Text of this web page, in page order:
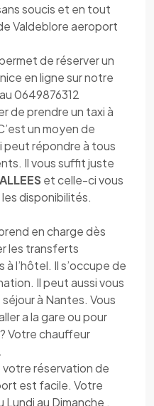
soucis et en tout
Valdeblore aeroport
de réserver un
en ligne sur notre
0649876312
de prendre un taxi à
un moyen de
peut répondre à tous
Il vous suffit juste
et celle-ci vous
disponibilités.
en charge dès
les transferts
l’hôtel. Il s’occupe de
Il peut aussi vous
à Nantes. Vous
a la gare ou pour
Votre chauffeur
, votre réservation de
est facile. Votre
au Dimanche .